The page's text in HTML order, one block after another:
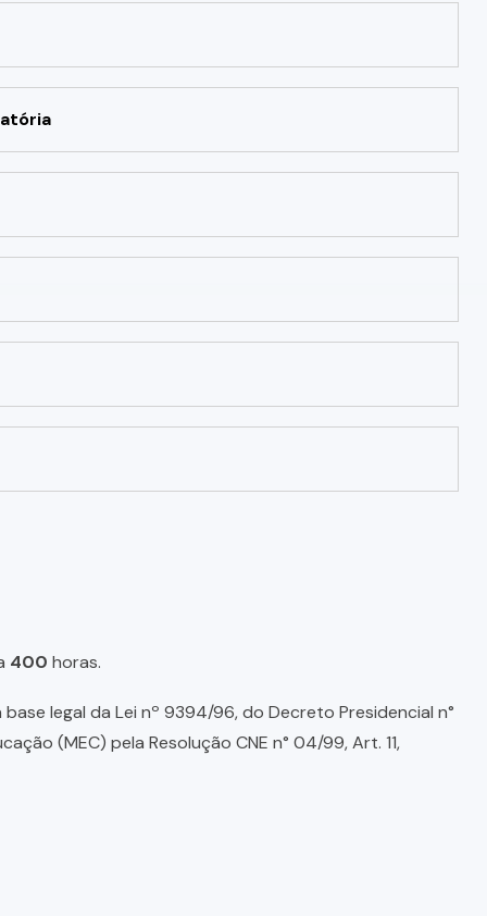
400 horas.
legal da Lei nº 9394/96, do Decreto Presidencial n°
(MEC) pela Resolução CNE n° 04/99, Art. 11,